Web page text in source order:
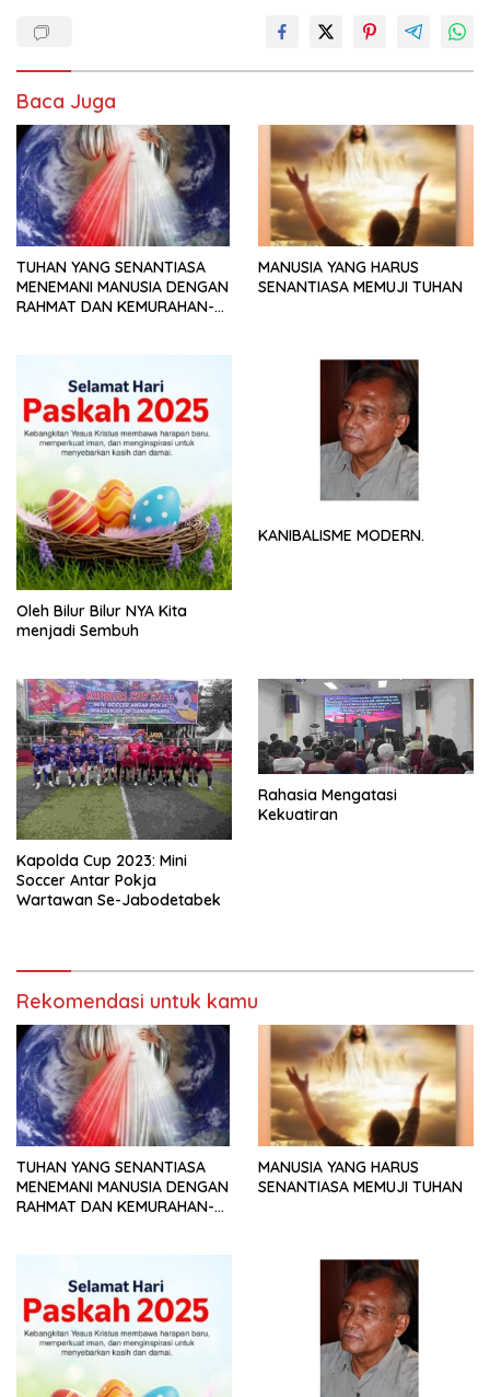
Baca Juga
TUHAN YANG SENANTIASA
MENEMANI MANUSIA DENGAN
RAHMAT DAN KEMURAHAN-
MANUSIA YANG HARUS
SENANTIASA MEMUJI TUHAN
Oleh Bilur Bilur NYA Kita
menjadi Sembuh
KANIBALISME MODERN.
Kapolda Cup 2023: Mini
Soccer Antar Pokja
Wartawan Se-Jabodetabek
Rahasia Mengatasi
Kekuatiran
Rekomendasi untuk kamu
TUHAN YANG SENANTIASA
MENEMANI MANUSIA DENGAN
RAHMAT DAN KEMURAHAN-
MANUSIA YANG HARUS
SENANTIASA MEMUJI TUHAN